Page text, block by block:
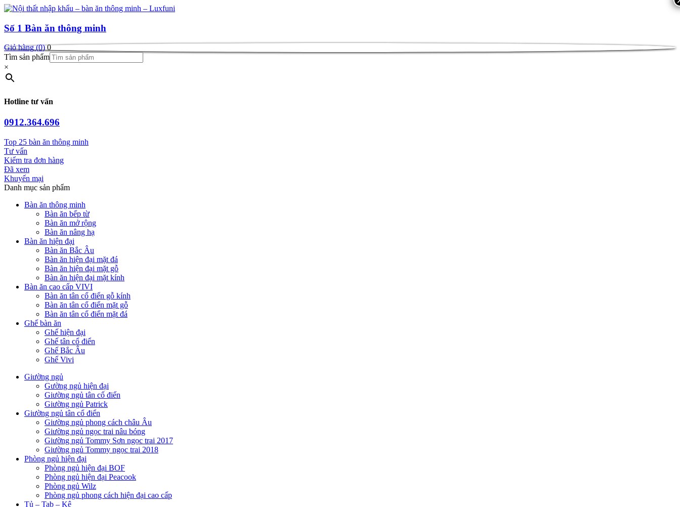
Số 1 Bàn ăn thông minh
Giỏ hàng (0) 0
Tìm sản phẩm
×
Hotline tư vấn
0912.364.696
Top 25 bàn ăn thông minh
Tư vấn
Kiểm tra đơn hàng
Đã xem
Khuyến mại
Danh mục sản phẩm
Bàn ăn thông minh
Bàn ăn bếp từ
Bàn ăn mở rộng
Bàn ăn nâng hạ
Bàn ăn hiện đại
Bàn ăn Bắc Âu
Bàn ăn hiện đại mặt đá
Bàn ăn hiện đại mặt gỗ
Bàn ăn hiện đại mặt kính
Bàn ăn cao cấp VIVI
Bàn ăn tân cổ điển gỗ kính
Bàn ăn tân cổ điển mặt gỗ
Bàn ăn tân cổ điển mặt đá
Ghế bàn ăn
Ghế hiện đại
Ghế tân cổ điển
Ghế Bắc Âu
Ghế Vivi
Giường ngủ
Gường ngủ hiện đại
Giường ngủ tân cổ điển
Giường ngủ Patrick
Giường ngủ tân cổ điển
Giường ngủ phong cách châu Âu
Giường ngủ ngọc trai nâu bóng
Giường ngủ Tommy Sơn ngọc trai 2017
Giường ngủ Tommy ngọc trai 2018
Phòng ngủ hiện đại
Phòng ngủ hiện đại BOF
Phòng ngủ hiện đại Peacook
Phòng ngủ Wilz
Phòng ngủ phong cách hiện đại cao cấp
Tủ – Tab – Kệ